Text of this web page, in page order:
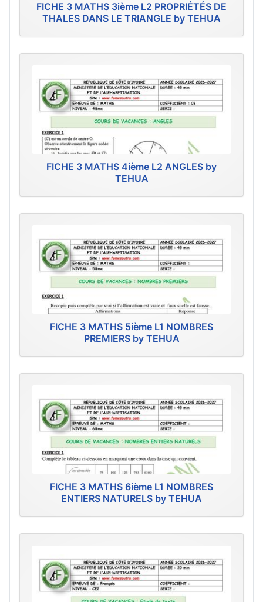
FICHE 3 MATHS 3ième L2 PROPRIÉTÉS DE
THALES DANS LE TRIANGLE by TEHUA
FICHE 3 MATHS 4ième L2 ANGLES by
TEHUA
FICHE 3 MATHS 5ième L1 NOMBRES
PREMIERS by TEHUA
FICHE 3 MATHS 6ième L1 NOMBRES
ENTIERS NATURELS by TEHUA